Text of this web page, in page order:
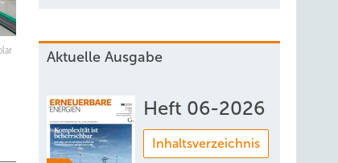
Aktuelle Ausgabe
Heft 06-2026
Inhaltsverzeichnis